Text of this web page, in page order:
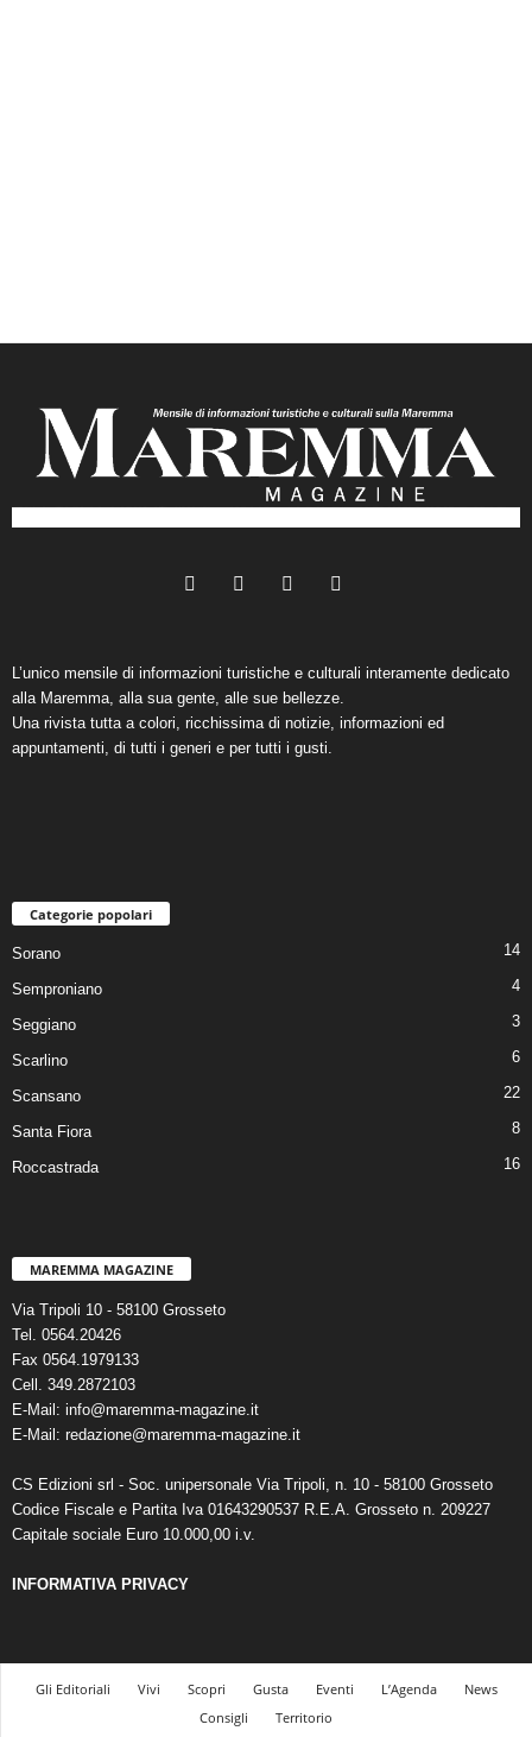
L’unico mensile di informazioni turistiche e culturali interamente dedicato
alla Maremma, alla sua gente, alle sue bellezze.
Una rivista tutta a colori, ricchissima di notizie, informazioni ed
appuntamenti, di tutti i generi e per tutti i gusti.
Categorie popolari
Sorano 14
Semproniano 4
Seggiano 3
Scarlino 6
Scansano 22
Santa Fiora 8
Roccastrada 16
MAREMMA MAGAZINE
Via Tripoli 10 - 58100 Grosseto
Tel. 0564.20426
Fax 0564.1979133
Cell. 349.2872103
E-Mail: info@maremma-magazine.it
E-Mail: redazione@maremma-magazine.it
CS Edizioni srl - Soc. unipersonale Via Tripoli, n. 10 - 58100 Grosseto
Codice Fiscale e Partita Iva 01643290537 R.E.A. Grosseto n. 209227
Capitale sociale Euro 10.000,00 i.v.
INFORMATIVA PRIVACY
Gli Editoriali Vivi Scopri Gusta Eventi L’Agenda
News
Consigli
Territorio